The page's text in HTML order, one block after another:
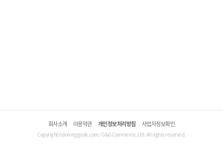
회사소개 이용약관 개인정보처리방침 사업자정보확인
Copyright©domeggook.com / G&G Commerce, Ltd. All rights reserved.